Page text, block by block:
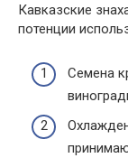
Кавказские
потенции
Семена